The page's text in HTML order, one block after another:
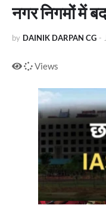
नगर निगमों में
by DAINIK DARPAN CG -
Views